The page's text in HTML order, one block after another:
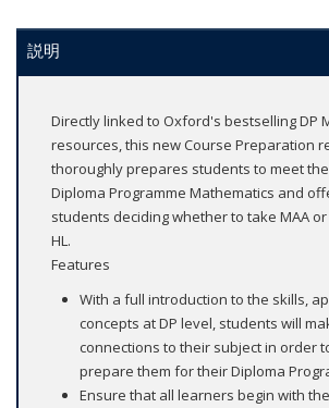
説明
Directly linked to Oxford's bestselling DP
resources, this new Course Preparation
thoroughly prepares students to meet
Diploma Programme Mathematics and
students deciding whether to take MAA or
HL.
Features
With a full introduction to the skills,
concepts at DP level, students will
connections to their subject in order
prepare them for their Diploma
Ensure that all learners begin with